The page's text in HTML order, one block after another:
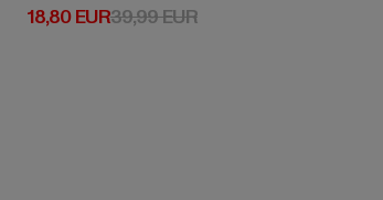
18,80 EUR
Derzeitiger Preis: 18,80 EUR
39,99 EURAktionspreis: 39,99 EUR